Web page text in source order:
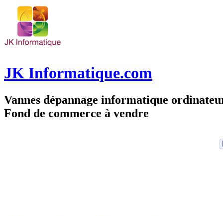
JK Informatique.com
Vannes dépannage informatique
Fond de commerce à vendre